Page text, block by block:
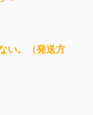
い。（発送方